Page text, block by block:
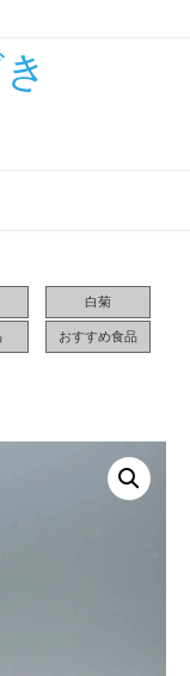
白菊
おすすめ食品